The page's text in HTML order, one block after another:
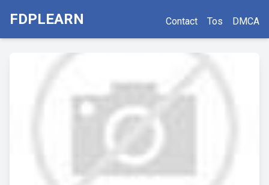
FDPLEARN Contact Tos DMCA